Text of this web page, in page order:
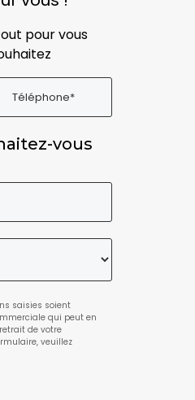
pour vous
vous
saisies soient
qui peut en
de votre
veuillez